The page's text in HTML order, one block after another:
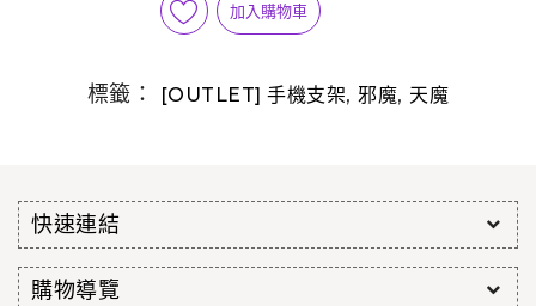
加入購物車
標籤： [OUTLET] 手機支架,邪魔, 天魔
快速連結
購物導覽